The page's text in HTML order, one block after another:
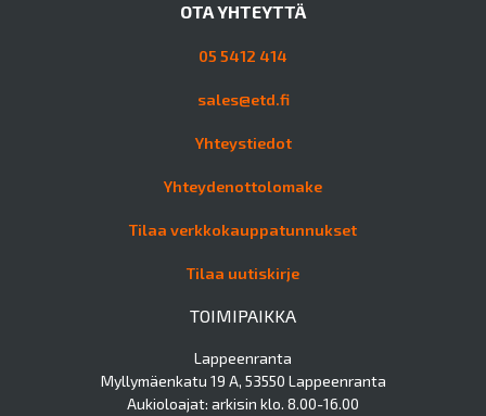
OTA YHTEYTTÄ
05 5412 414
sales@etd.fi
Yhteystiedot
Yhteydenottolomake
Tilaa verkkokauppatunnukset
Tilaa uutiskirje
TOIMIPAIKKA
Lappeenranta
Myllymäenkatu 19 A, 53550 Lappeenranta
Aukioloajat: arkisin klo. 8.00-16.00